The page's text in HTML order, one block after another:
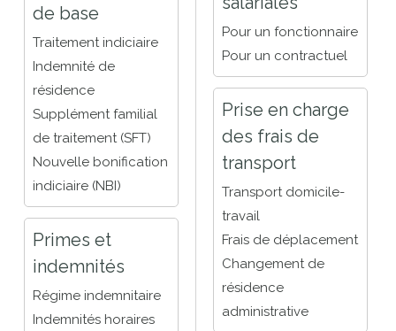
de base
Traitement indiciaire
Indemnité de
résidence
Supplément familial
de traitement (SFT)
Nouvelle bonification
indiciaire (NBI)
Primes et
indemnités
Régime indemnitaire
Indemnités horaires
Pour un fonctionnaire
Pour un contractuel
Prise en charge
des frais de
transport
Transport domicile-
travail
Frais de déplacement
Changement de
résidence
administrative